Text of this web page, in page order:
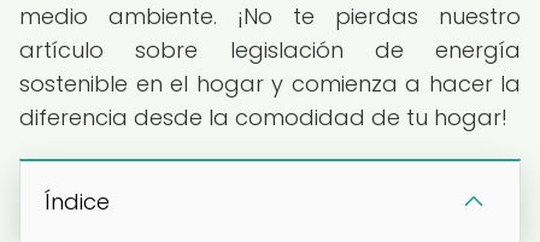
medio ambiente. ¡No te pierdas nuestro
artículo sobre legislación de energía
sostenible en el hogar y comienza a hacer la
diferencia desde la comodidad de tu hogar!
Índice